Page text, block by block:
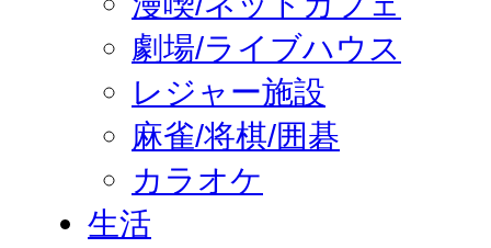
劇場/ライブハウス
レジャー施設
麻雀/将棋/囲碁
カラオケ
生活